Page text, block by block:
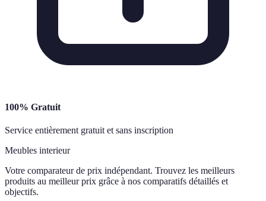
100% Gratuit
Service entièrement gratuit et sans inscription
Meubles interieur
Votre comparateur de prix indépendant. Trouvez les meilleurs
produits au meilleur prix grâce à nos comparatifs détaillés et
objectifs.